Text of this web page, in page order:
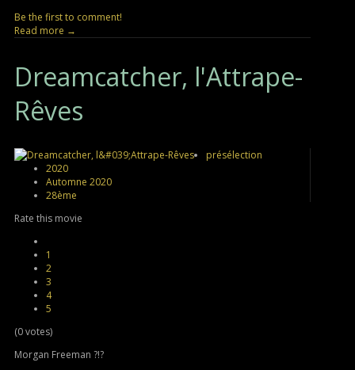
Be the first to comment!
Read more →
Dreamcatcher, l'Attrape-
Rêves
présélection
2020
Automne 2020
28ème
Rate this movie
1
2
3
4
5
(0 votes)
Morgan Freeman ?!?